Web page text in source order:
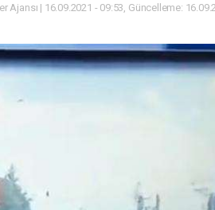
Ajansı | 16.09.2021 - 09:53, Güncelleme: